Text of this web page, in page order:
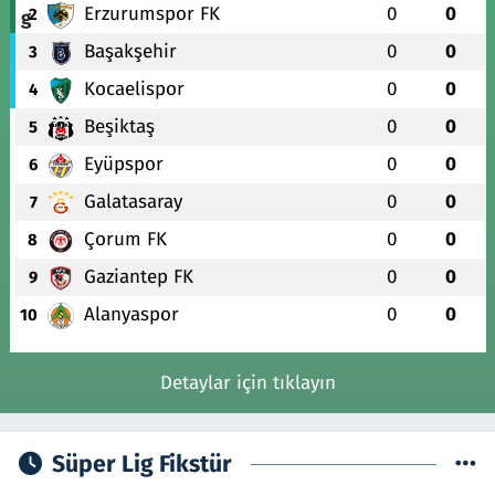
2 Erzurumspor FK 0 0
3 Başakşehir 0 0
4 Kocaelispor 0 0
5 Beşiktaş 0 0
6 Eyüpspor 0 0
7 Galatasaray 0 0
8 Çorum FK 0 0
9 Gaziantep FK 0 0
10 Alanyaspor 0 0
Detaylar için tıklayın
Süper Lig Fikstür